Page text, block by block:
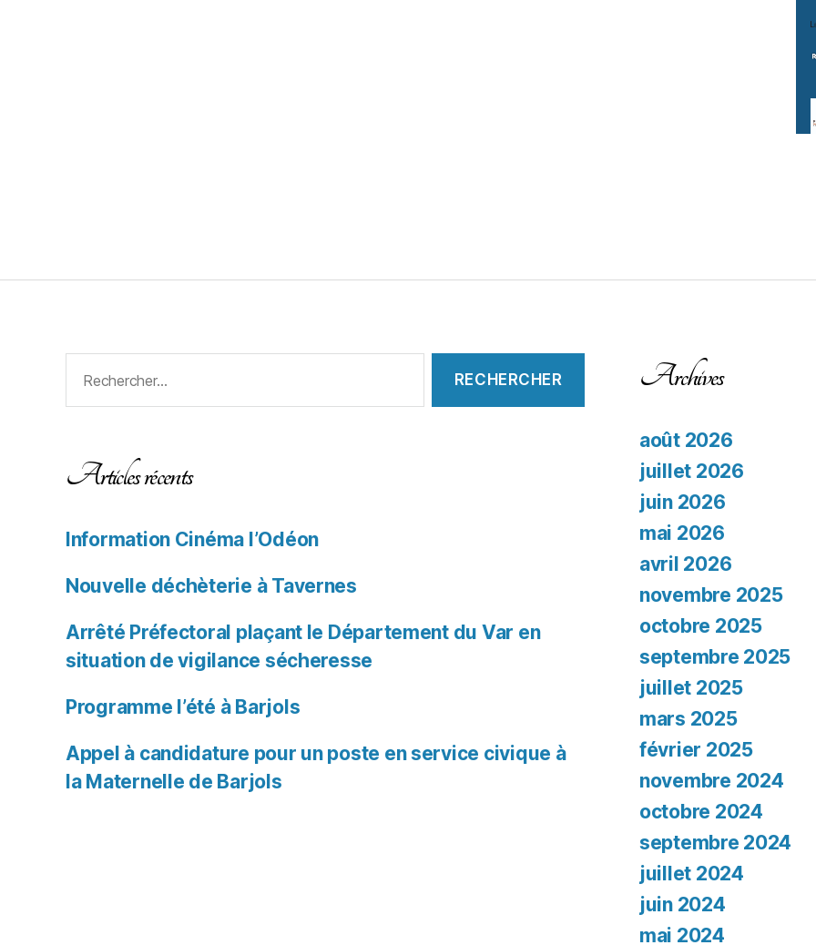
Articles récents
Information Cinéma l’Odéon
Nouvelle déchèterie à Tavernes
Arrêté Préfectoral plaçant le Département du Var en
situation de vigilance sécheresse
Programme l’été à Barjols
Appel à candidature pour un poste en service civique à
la Maternelle de Barjols
Archives
août 2026
juillet 2026
juin 2026
mai 2026
avril 2026
novembre 2025
octobre 2025
septembre 2025
juillet 2025
mars 2025
février 2025
novembre 2024
octobre 2024
septembre 2024
juillet 2024
juin 2024
mai 2024